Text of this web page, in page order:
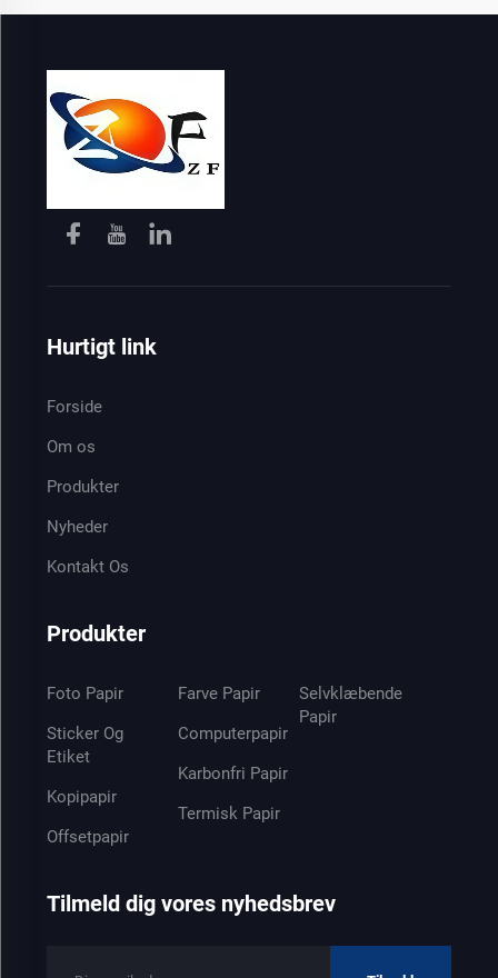
Hurtigt link
Forside
Om os
Produkter
Nyheder
Kontakt Os
Produkter
Foto Papir
Sticker Og
Etiket
Kopipapir
Offsetpapir
Farve Papir
Computerpapir
Karbonfri Papir
Termisk Papir
Selvklæbende
Papir
Tilmeld dig vores nyhedsbrev